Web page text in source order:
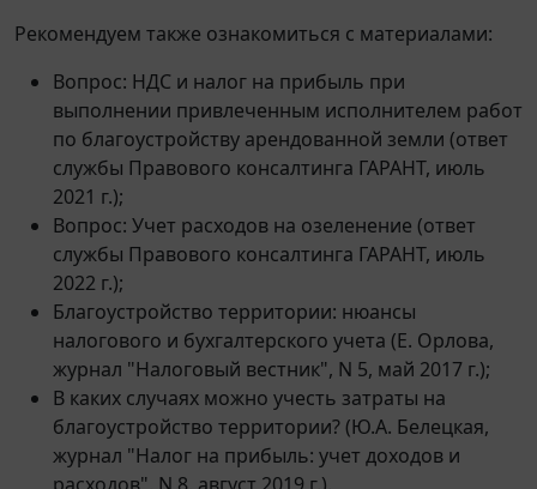
Рекомендуем также ознакомиться с материалами:
Вопрос: НДС и налог на прибыль при
выполнении привлеченным исполнителем работ
по благоустройству арендованной земли (ответ
службы Правового консалтинга ГАРАНТ, июль
2021 г.);
Вопрос: Учет расходов на озеленение (ответ
службы Правового консалтинга ГАРАНТ, июль
2022 г.);
Благоустройство территории: нюансы
налогового и бухгалтерского учета (Е. Орлова,
журнал "Налоговый вестник", N 5, май 2017 г.);
В каких случаях можно учесть затраты на
благоустройство территории? (Ю.А. Белецкая,
журнал "Налог на прибыль: учет доходов и